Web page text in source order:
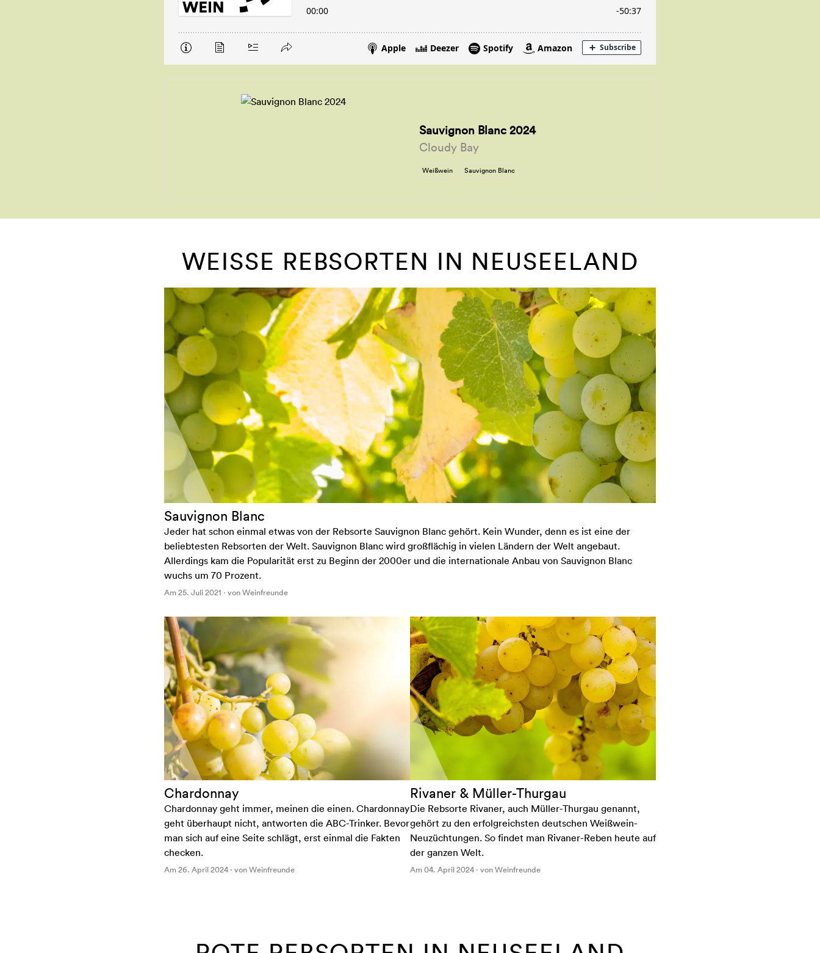
Sauvignon Blanc 2024
Cloudy Bay
Weißwein Sauvignon Blanc
WEISSE REBSORTEN IN NEUSEELAND
Sauvignon Blanc
Jeder hat schon einmal etwas von der Rebsorte Sauvignon Blanc gehört. Kein Wunder, denn es ist eine der
beliebtesten Rebsorten der Welt. Sauvignon Blanc wird großflächig in vielen Ländern der Welt angebaut.
Allerdings kam die Popularität erst zu Beginn der 2000er und die internationale Anbau von Sauvignon Blanc
wuchs um 70 Prozent.
Am 25. Juli 2021 · von Weinfreunde
Chardonnay
Chardonnay geht immer, meinen die einen. Chardonnay
geht überhaupt nicht, antworten die ABC-Trinker. Bevor
man sich auf eine Seite schlägt, erst einmal die Fakten
checken.
Am 26. April 2024 · von Weinfreunde
Rivaner & Müller-Thurgau
Die Rebsorte Rivaner, auch Müller-Thurgau genannt,
gehört zu den erfolgreichsten deutschen Weißwein-
Neuzüchtungen. So findet man Rivaner-Reben heute auf
der ganzen Welt.
Am 04. April 2024 · von Weinfreunde